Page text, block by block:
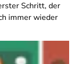
Schritt, der
immer wieder